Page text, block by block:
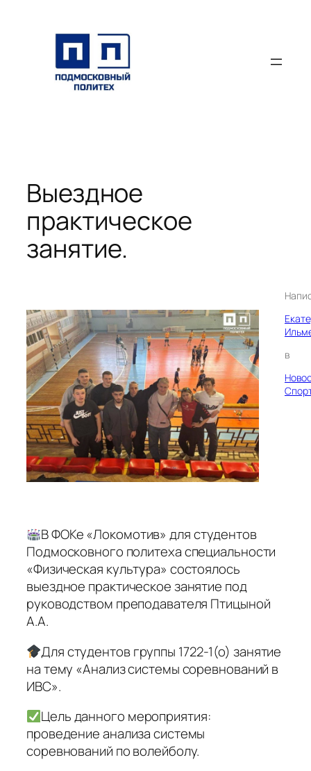
содержимому
Выездное
практическое
занятие.
в
В ФОКе «Локомотив» для студентов
Подмосковного политеха специальности
«Физическая культура» состоялось
выездное практическое занятие под
руководством преподавателя Птицыной
А.А.
Для студентов группы 1722-1(о) занятие
на тему «Анализ системы соревнований в
ИВС».
Цель данного мероприятия:
проведение анализа системы
соревнований по волейболу.